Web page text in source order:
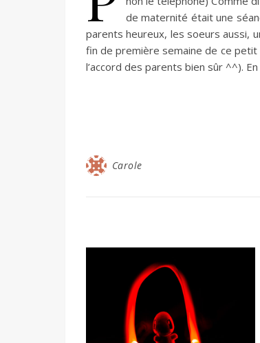
de maternité était une
parents heureux, les soeurs aussi,
fin de première semaine de ce
l’accord des parents bien sûr ^^).
Carole